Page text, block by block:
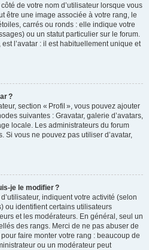
de votre nom d’utilisateur lorsque vous
être une image associée à votre rang, le
carrés ou ronds : elle indique votre
ou un statut particulier sur le forum.
l’avatar : il est habituellement unique et
?
section « Profil », vous pouvez ajouter
suivantes : Gravatar, galerie d’avatars,
locale. Les administrateurs du forum
Si vous ne pouvez pas utiliser d’avatar,
je le modifier ?
indiquent votre activité (selon
ou identifient certains utilisateurs
et les modérateurs. En général, seul un
des rangs. Merci de ne pas abuser de
faire monter votre rang : beaucoup de
ou un modérateur peut